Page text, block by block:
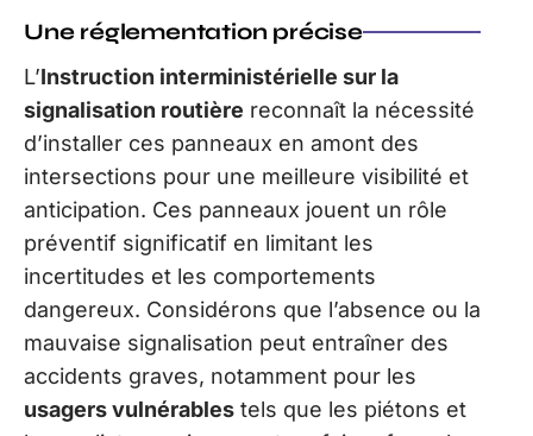
Une réglementation précise
L’Instruction interministérielle sur la
signalisation routière reconnaît la nécessité
d’installer ces panneaux en amont des
intersections pour une meilleure visibilité et
anticipation. Ces panneaux jouent un rôle
préventif significatif en limitant les
incertitudes et les comportements
dangereux. Considérons que l’absence ou la
mauvaise signalisation peut entraîner des
accidents graves, notamment pour les
usagers vulnérables tels que les piétons et